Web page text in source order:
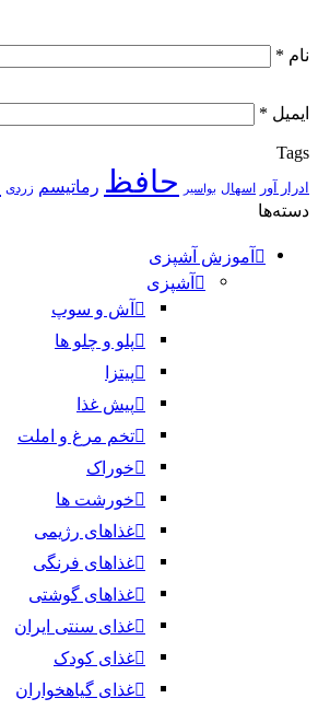
نام *
ایمیل *
Tags
ادرار آور اسهال بواسیر حافظ رماتیسم زردی
دسته‌ها
آموزش آشپزی
آشپزی
آش و سوپ
پلو و چلو ها
پیتزا
پیش غذا
تخم مرغ و املت
خوراک
خورشت ها
غذاهای رژیمی
غذاهای فرنگی
غذاهای گوشتی
غذای سنتی ایران
غذای کودک
غذای گیاهخواران